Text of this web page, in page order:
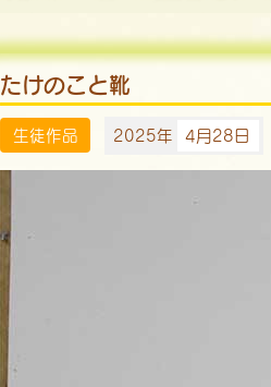
たけのこと靴
生徒作品 2025年 4月28日